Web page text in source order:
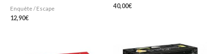
Enquête / Escape
12,90€
40,00€